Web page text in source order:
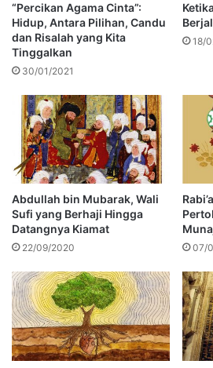
“Percikan Agama Cinta”:
Hidup, Antara Pilihan, Candu
dan Risalah yang Kita
Tinggalkan
30/01/2021
18/
Abdullah bin Mubarak, Wali
Sufi yang Berhaji Hingga
Datangnya Kiamat
22/09/2020 07/